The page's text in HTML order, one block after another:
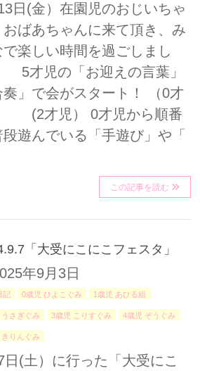
日(金）在園児のおじいちゃ
おばあちゃんに来て頂き、み
で楽しい時間を過ごしまし
5才児の「お迎えの言葉」
奏」で会がスタート！ （0才
(2才児） 0才児から順番
段遊んでいる「手遊び」や「
この記事を読む
「大受にこにこフェスタ」
年9月3日
記 0歳児 ひよこぐみ 1歳児 あひる組
さぎぐみ 3歳児 こりすぐみ 4歳児 ぞうぐみ
りんぐみ
日(土）に行った「大受にこ